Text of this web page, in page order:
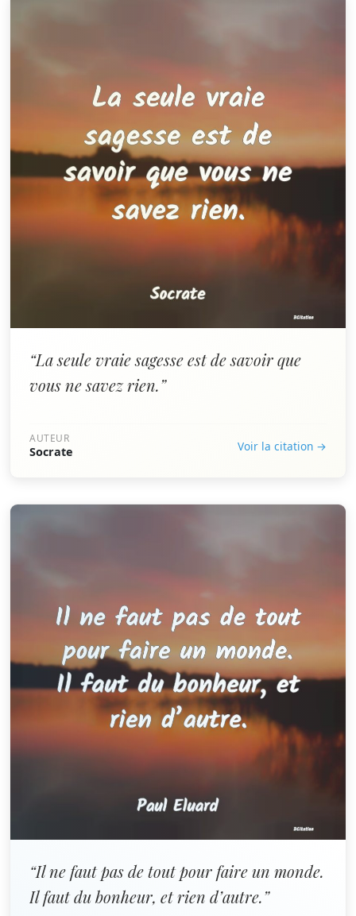
“La seule vraie sagesse est de savoir que
vous ne savez rien.”
AUTEUR
Socrate Voir la citation →
“Il ne faut pas de tout pour faire un monde.
Il faut du bonheur, et rien d’autre.”